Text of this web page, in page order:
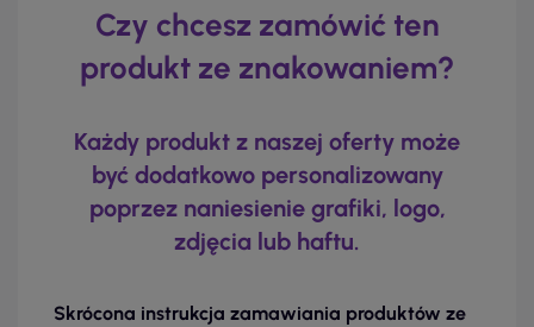
Czy chcesz zamówić ten
produkt ze znakowaniem?
Każdy produkt z naszej oferty może
być dodatkowo personalizowany
poprzez naniesienie grafiki, logo,
zdjęcia lub haftu.
Skrócona instrukcja zamawiania produktów ze